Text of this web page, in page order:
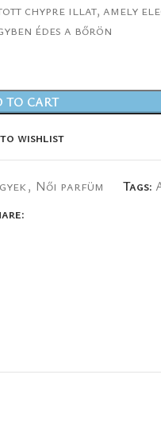
chypre illat, amely
édes a bőrön
TO CART
wishlist
, Női parfüm Tags: